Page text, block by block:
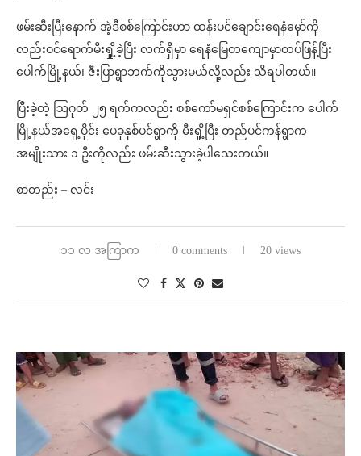
ဖမ်းဆီးပြီးနောက် အဲ့ဒီစစ်ကြောင်းဟာ ထန်းပင်ချောင်းရေနံမှော်ကို
လည်းဝင်ရောက်မီးရှို့ခဲ့ပြီး လက်ရှိမှာ ရေနံမြေတကျောမှာတပ်ဖြန့်ပြီး
ပေါက်မြို့နယ်၊ ဇီးပြာရွာဘက်ကိုသွားမယ်လို့လည်း သိရပါတယ်။
ပြီးခဲ့တဲ့ ဩဂုတ် ၂၅ ရက်ကလည်း စစ်ကော်မရှင်စစ်ကြောင်းက ပေါက်
မြို့နယ်အရှေ့ပိုင်း ပေခုနှစ်ပင်ရွာကို မီးရှို့ပြီး တည်ပင်ကန်ရွာက
အမျိုးသား ၁ ဦးကိုလည်း ဖမ်းဆီးသွားခဲ့ပါသေးတယ်။
စာတည်း – လင်း
၁၁ လ အကြာက 0 comments 20 views